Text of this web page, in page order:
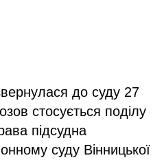
до суду 27
стосується поділу
підсудна
суду Вінницької